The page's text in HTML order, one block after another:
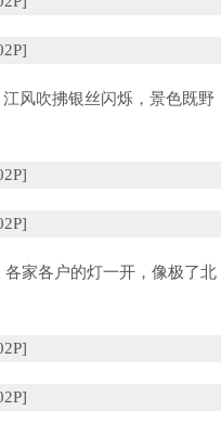
风吹拂银丝闪烁，景色既野
家各户的灯一开，像极了北